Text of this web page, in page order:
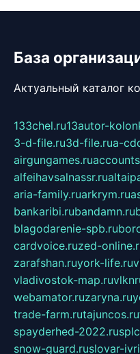
База
Актуальный каталог
133chel.ru13autor-
3-d-file.ru3d-file.rua-
airgungames.ru
alfeihavsalnassr.ru
aria-family.ruarkrym.ru
bankaribi.rubandamn.ru
blagodarenie-spb.ru
cardvoice.ruzed-
zarafshan.ruyork-life.ru
vladivostok-map.ru
webamator.ruzaryna.ru
trade-farm.rutajuncos.ru
spayderhed-2022.ru
snow-guard.ruslovar-